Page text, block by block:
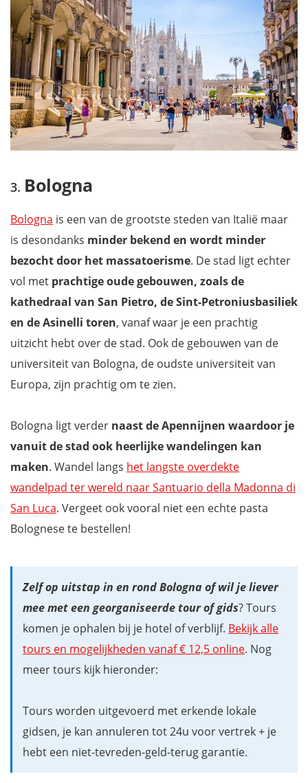
Bologna
Bologna is een van de grootste steden van Italië maar
is desondanks minder bekend en wordt minder
bezocht door het massatoerisme. De stad ligt echter
vol met prachtige oude gebouwen, zoals de
kathedraal van San Pietro, de Sint-Petroniusbasiliek
en de Asinelli toren, vanaf waar je een prachtig
uitzicht hebt over de stad. Ook de gebouwen van de
universiteit van Bologna, de oudste universiteit van
Europa, zijn prachtig om te zien.
Bologna ligt verder naast de Apennijnen waardoor je
vanuit de stad ook heerlijke wandelingen kan
maken. Wandel langs het langste overdekte
wandelpad ter wereld naar Santuario della Madonna di
San Luca. Vergeet ook vooral niet een echte pasta
Bolognese te bestellen!
Zelf op uitstap in en rond Bologna of wil je liever
mee met een georganiseerde tour of gids? Tours
komen je ophalen bij je hotel of verblijf. Bekijk alle
tours en mogelijkheden vanaf € 12,5 online. Nog
meer tours kijk hieronder:
Tours worden uitgevoerd met erkende lokale
gidsen, je kan annuleren tot 24u voor vertrek + je
hebt een niet-tevreden-geld-terug garantie.